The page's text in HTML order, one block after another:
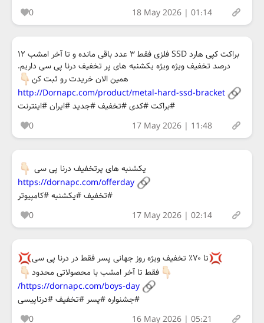
0
18 May 2026 | 01:14
براکت کپی هارد SSD فلزی فقط ۳ عدد باقی مانده و تا آخر امشب ۱۲
درصد تخفیف ویژه ویژه یکشنبه های پر تخفیف درنا پی سی داریم.
همین الان خریدت رو ثبت کن
http://Dornapc.com/product/metal-hard-ssd-bracket
#براکت #کدی #تخفیف #جدید #ایران #اینترنت
0
17 May 2026 | 11:48
یکشنبه های پرتخفیف درنا پی سی
https://dornapc.com/offerday
#تخفیف #یکشنبه #کامپیوتر
0
17 May 2026 | 02:14
تا ۷۰٪ تخفیف ویژه روز جهانی پسر فقط در درنا پی سی
فقط تا آخر امشب با محصولاتی محدود
https://dornapc.com/boys-day/
#جشنواره #پسر #تخفیف #درناپیسی
0
16 May 2026 | 05:21